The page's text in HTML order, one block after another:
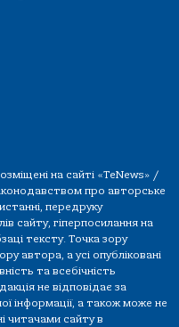
на сайті «TeNews» /
про авторське
передруку
сайту, гіперпосилання на
тексту. Точка зору
автора, а усі опубліковані
та всебічність
не відповідає за
інформації, а також може не
читачами сайту в